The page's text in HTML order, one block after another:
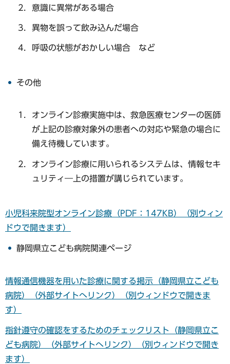
意識に異常がある場合
異物を誤って飲み込んだ場合
呼吸の状態がおかしい場合 など
その他
オンライン診療実施中は、救急医療センターの医師
が上記の診療対象外の患者への対応や緊急の場合に
備え待機しています。
オンライン診療に用いられるシステムは、情報セキ
ュリティ―上の措置が講じられています。
小児科来院型オンライン診療（PDF：147KB）（別ウィン
ドウで開きます）
静岡県立こども病院関連ページ
情報通信機器を用いた診療に関する掲示（静岡県立こども
病院）（外部サイトへリンク）（別ウィンドウで開きま
す）
指針遵守の確認をするためのチェックリスト（静岡県立こ
ども病院）（外部サイトへリンク）（別ウィンドウで開き
ます）